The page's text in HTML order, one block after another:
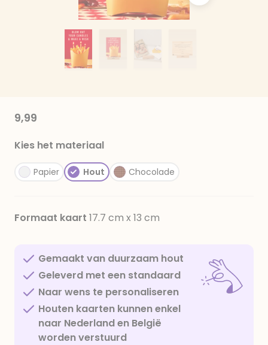
9,99
Kies het materiaal
Papier Hout Chocolade
Formaat kaart 17.7 cm x 13 cm
Gemaakt van duurzaam hout
Geleverd met een standaard
Naar wens te personaliseren
Houten kaarten kunnen enkel
naar Nederland en België
worden verstuurd